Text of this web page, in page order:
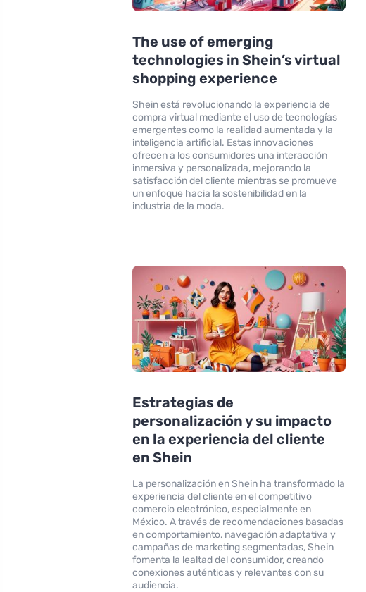
The use of emerging
technologies in Shein’s virtual
shopping experience
Shein está revolucionando la experiencia de
compra virtual mediante el uso de tecnologías
emergentes como la realidad aumentada y la
inteligencia artificial. Estas innovaciones
ofrecen a los consumidores una interacción
inmersiva y personalizada, mejorando la
satisfacción del cliente mientras se promueve
un enfoque hacia la sostenibilidad en la
industria de la moda.
Estrategias de
personalización y su impacto
en la experiencia del cliente
en Shein
La personalización en Shein ha transformado la
experiencia del cliente en el competitivo
comercio electrónico, especialmente en
México. A través de recomendaciones basadas
en comportamiento, navegación adaptativa y
campañas de marketing segmentadas, Shein
fomenta la lealtad del consumidor, creando
conexiones auténticas y relevantes con su
audiencia.